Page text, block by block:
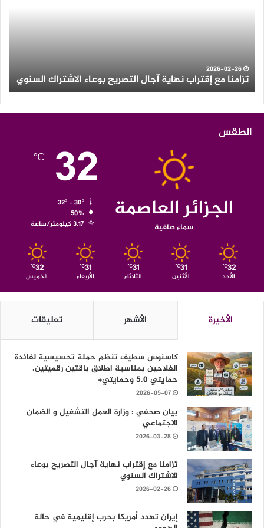
السنوي
2026-02-26
تزامنا مع إقتراب نهاية آجال التصريح بوعاء الاشتراك السنوي
الطقس
الجزائر العاصمة
سماء صافية
32
℃
50%
3.17 كيلومتر/ساعة
32
℃
الأحد
31
℃
الأثنين
31
℃
الثلاثاء
31
℃
الأربعاء
32
℃
الخميس
الأخيرة الأشهر تعليقات
كاسنوس سطيف تنظم حملة تحسيسية لفائدة
الفلاحين بمناسبة اطلاق باقتين رقميتين.
حمايتي 5.0 وحمايتي+
2026-05-07
بيان صحفي : وزارة العمل التشغيل و الضمان
الاجتماعي
2026-03-28
تزامنا مع إقتراب نهاية آجال التصريح بوعاء
الاشتراك السنوي
2026-02-26
إيران تهدد أمريكا بحرب إقليمية في حالة